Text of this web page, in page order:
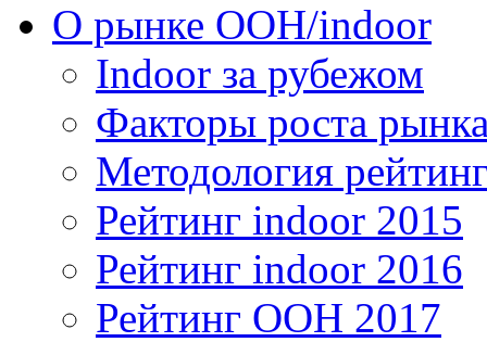
О рынке OOH/indoor
Indoor за рубежом
Факторы роста
Методология
Рейтинг indoor 2015
Рейтинг indoor 2016
Рейтинг OOH 2017